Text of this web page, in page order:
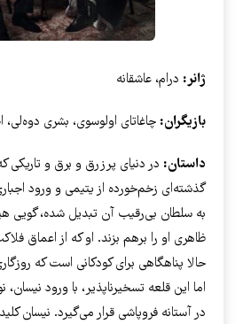
ژانر: درام، عاشقانه
بازیگران: چاغاتای اولوسوی، بشری
داستان: در دنیای پرزرق و برق و تاریکی
گذشته‌ای زخم‌خورده از یتیمی و ورود
به سلطان بی‌رقیب آن تبدیل شده، گویی
ظاهری او را برهم بزند. او که از اعماق
حالا پناهگاهی برای کودکانی است که
اما این قلعه تسخیرناپذیر، با ورود نیسان،
در آستانه فروپاشی قرار می‌گیرد. نیسان